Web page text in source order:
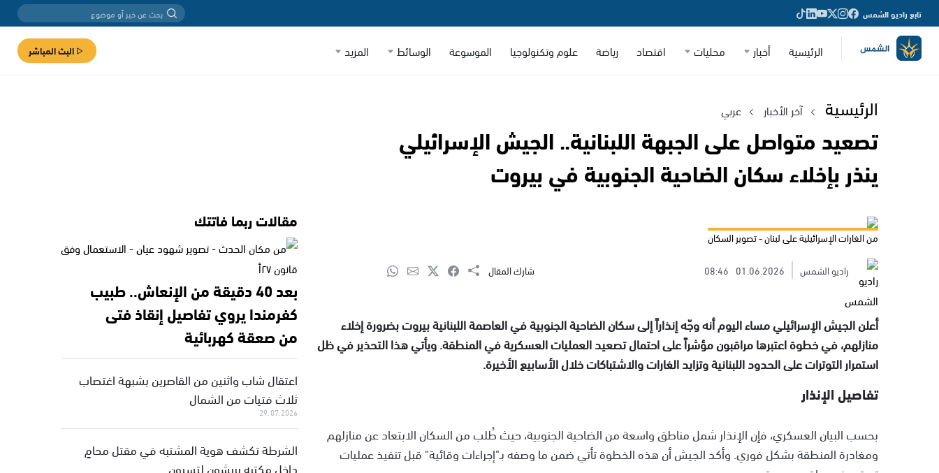
تابع راديو الشمس
الرئيسية أخبار محليات اقتصاد رياضة علوم وتكنولوجيا الموسوعة الوسائط المزيد البث المباشر
الرئيسية آخر الأخبار عربي
تصعيد متواصل على الجبهة اللبنانية.. الجيش الإسرائيلي
ينذر بإخلاء سكان الضاحية الجنوبية في بيروت
من الغارات الإسرائيلية على لبنان - تصوير السكان
راديو الشمس
01.06.2026
08:46 شارك المقال
أعلن الجيش الإسرائيلي مساء اليوم أنه وجّه إنذاراً إلى سكان الضاحية الجنوبية في العاصمة اللبنانية بيروت بضرورة إخلاء
منازلهم، في خطوة اعتبرها مراقبون مؤشراً على احتمال تصعيد العمليات العسكرية في المنطقة. ويأتي هذا التحذير في ظل
استمرار التوترات على الحدود اللبنانية وتزايد الغارات والاشتباكات خلال الأسابيع الأخيرة.
تفاصيل الإنذار
بحسب البيان العسكري، فإن الإنذار شمل مناطق واسعة من الضاحية الجنوبية، حيث طُلب من السكان الابتعاد عن منازلهم
ومغادرة المنطقة بشكل فوري. وأكد الجيش أن هذه الخطوة تأتي ضمن ما وصفه بـ"إجراءات وقائية" قبل تنفيذ عمليات
مقالات ربما فاتتك
بعد 40 دقيقة من الإنعاش.. طبيب
كفرمندا يروي تفاصيل إنقاذ فتى
من صعقة كهربائية
اعتقال شاب واثنين من القاصرين بشبهة اغتصاب
ثلاث فتيات من الشمال
29.07.2026
الشرطة تكشف هوية المشتبه في مقتل محامٍ
داخل مكتبه بريشون لتسيون